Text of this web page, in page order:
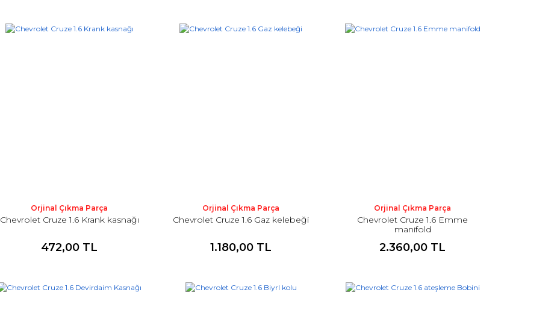
Orjinal Çıkma Parça
Chevrolet Cruze 1.6 Krank kasnağı
472,00 TL
Orjinal Çıkma Parça
Chevrolet Cruze 1.6 Gaz kelebeği
1.180,00 TL
Orjinal Çıkma Parça
Chevrolet Cruze 1.6 Emme
manifold
2.360,00 TL